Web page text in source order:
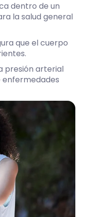
dentro de un
la salud general
que el cuerpo
presión arterial
enfermedades